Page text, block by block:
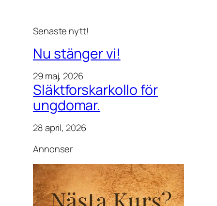
Senaste nytt!
Nu stänger vi!
29 maj, 2026
Släktforskarkollo för
ungdomar.
28 april, 2026
Annonser